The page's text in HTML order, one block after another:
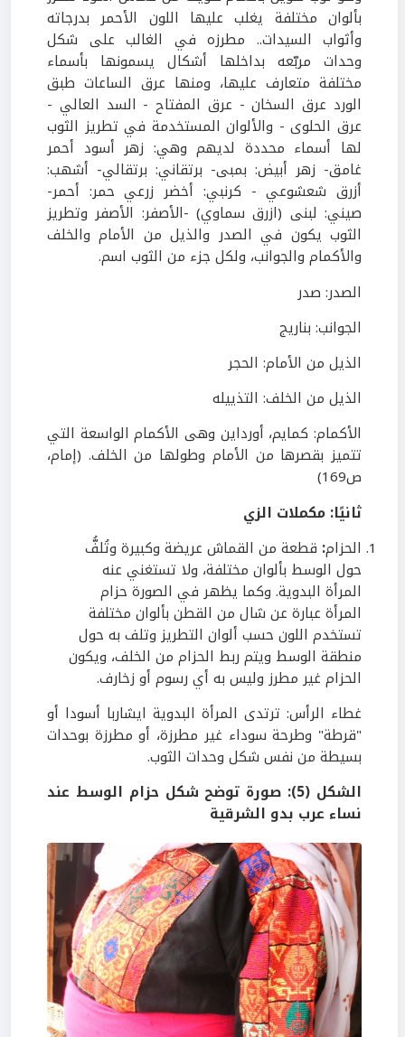
بألوان مختلفة يغلب عليها اللون الأحمر بدرجاته
وأثواب السيدات.. مطرزه في الغالب على شكل
وحدات مربّعه بداخلها أشكال يسمونها بأسماء
مختلفة متعارف عليها، ومنها عرق الساعات طبق
الورد عرق السخان - عرق المفتاح - السد العالي -
عرق الحلوى - والألوان المستخدمة في تطريز الثوب
لها أسماء محددة لديهم وهي: زهر أسود أحمر
غامق- زهر أبيض: بمبى- برتقاني: برتقالي- أشهب:
أزرق شعشوعي - كرنبي: أخضر زرعي حمر: أحمر-
صيني: لبنى (ازرق سماوي) -الأصفر: الأصفر وتطريز
الثوب يكون في الصدر والذيل من الأمام والخلف
والأكمام والجوانب، ولكل جزء من الثوب اسم.
الصدر: صدر
الجوانب: بناريج
الذيل من الأمام: الحجر
الذيل من الخلف: التذييله
الأكمام: كمايم، أورداين وهى الأكمام الواسعة التي
تتميز بقصرها من الأمام وطولها من الخلف. (إمام،
ص169)
ثانيًا: مكملات الزي
الحزام: قطعة من القماش عريضة وكبيرة وتُلفُّ
حول الوسط بألوان مختلفة، ولا تستغني عنه
المرأة البدوية. وكما يظهر في الصورة حزام
المرأة عبارة عن شال من القطن بألوان مختلفة
تستخدم اللون حسب ألوان التطريز وتلف به حول
منطقة الوسط ويتم ربط الحزام من الخلف، ويكون
الحزام غير مطرز وليس به أي رسوم أو زخارف.
غطاء الرأس: ترتدى المرأة البدوية ايشاربا أسودا أو
"قرطة" وطرحة سوداء غير مطرزة، أو مطرزة بوحدات
بسيطة من نفس شكل وحدات الثوب.
الشكل (5): صورة توضح شكل حزام الوسط عند
نساء عرب بدو الشرقية